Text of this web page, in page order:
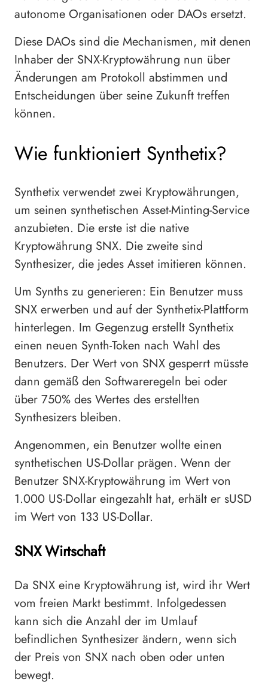
autonome Organisationen oder DAOs ersetzt.
Diese DAOs sind die Mechanismen, mit denen
Inhaber der SNX-Kryptowährung nun über
Änderungen am Protokoll abstimmen und
Entscheidungen über seine Zukunft treffen
können.
Wie funktioniert Synthetix?
Synthetix verwendet zwei Kryptowährungen,
um seinen synthetischen Asset-Minting-Service
anzubieten. Die erste ist die native
Kryptowährung SNX. Die zweite sind
Synthesizer, die jedes Asset imitieren können.
Um Synths zu generieren: Ein Benutzer muss
SNX erwerben und auf der Synthetix-Plattform
hinterlegen. Im Gegenzug erstellt Synthetix
einen neuen Synth-Token nach Wahl des
Benutzers. Der Wert von SNX gesperrt müsste
dann gemäß den Softwareregeln bei oder
über 750% des Wertes des erstellten
Synthesizers bleiben.
Angenommen, ein Benutzer wollte einen
synthetischen US-Dollar prägen. Wenn der
Benutzer SNX-Kryptowährung im Wert von
1.000 US-Dollar eingezahlt hat, erhält er sUSD
im Wert von 133 US-Dollar.
SNX Wirtschaft
Da SNX eine Kryptowährung ist, wird ihr Wert
vom freien Markt bestimmt. Infolgedessen
kann sich die Anzahl der im Umlauf
befindlichen Synthesizer ändern, wenn sich
der Preis von SNX nach oben oder unten
bewegt.